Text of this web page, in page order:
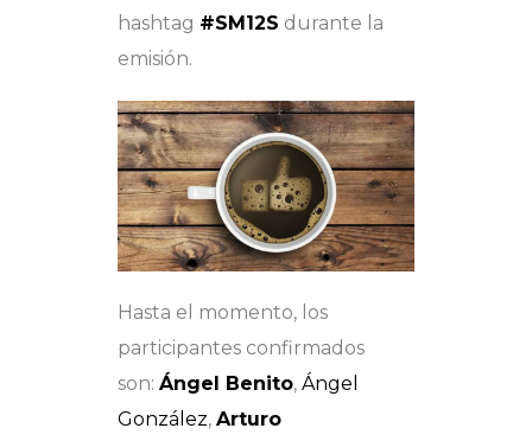
hashtag #SM12S durante la
emisión.
Hasta el momento, los
participantes confirmados
son: Ángel Benito, Ángel
González, Arturo